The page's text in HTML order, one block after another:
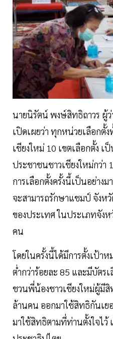
นายนิรัตน์ พงษ์สิทธิถาวร ผู้ว่
เปิดเผยว่า ทุกหน่วยเลือกตั้
เชียงใหม่ 10 เขตเลือกตั้ง เ
ประชาชนชาวเชียงใหม่กว่า
การเลือกตั้งครั้งนี้เป็นอย่างม
จะสามารถรักษาแชมป์ จัง
ของประเทศ ในประเภทจัง
คน
โดยในครั้งนี้ได้มีการตั้งเป้า
ต่ำกว่าร้อยละ 85 และมีบัตร
ชวนพี่น้องชาวเชียงใหม่ผู้มี
ล้านคน ออกมาใช้สิทธิกันเย
มาใช้สิทธิตามที่ท่านตั้งใจไว้